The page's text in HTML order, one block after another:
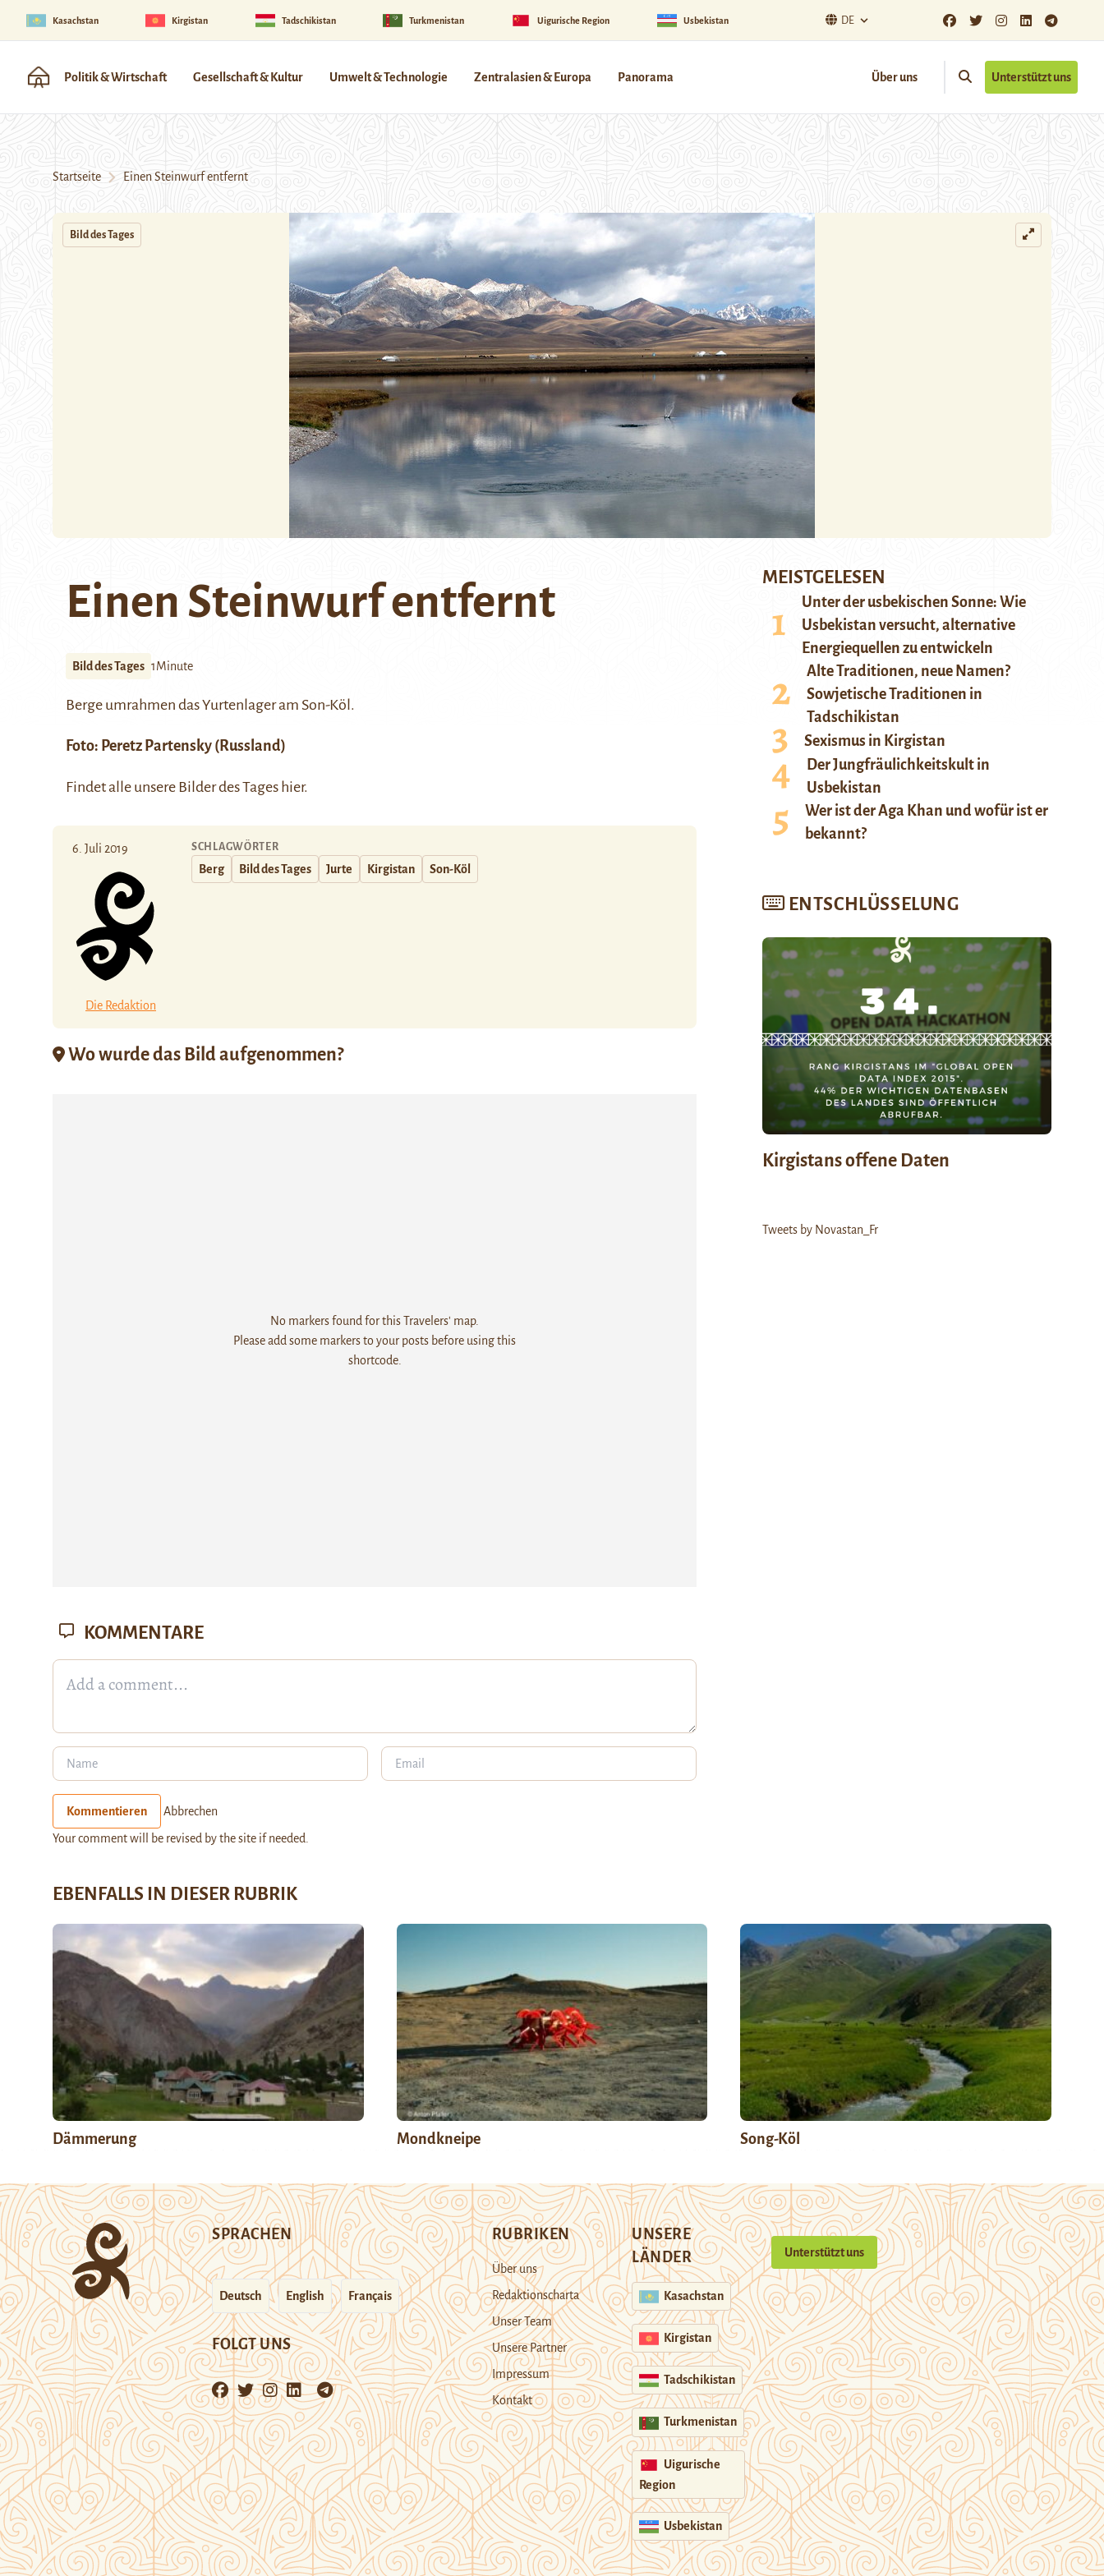
Kasachstan Kirgistan Tadschikistan Turkmenistan Uigurische Region Usbekistan DE
Politik & Wirtschaft Gesellschaft & Kultur Umwelt & Technologie Zentralasien & Europa Panorama Über uns Unterstützt uns
Startseite Einen Steinwurf entfernt
Bild des Tages
Einen Steinwurf entfernt
Bild des Tages 1Minute
Berge umrahmen das Yurtenlager am Son-Köl.
Foto: Peretz Partensky (Russland)
Findet alle unsere Bilder des Tages hier.
6. Juli 2019
Die Redaktion
SCHLAGWÖRTER
Berg Bild des Tages Jurte Kirgistan Son-Köl
Wo wurde das Bild aufgenommen?
No markers found for this Travelers' map.
Please add some markers to your posts before using this
shortcode.
MEISTGELESEN
Unter der usbekischen Sonne: Wie
Usbekistan versucht, alternative
Energiequellen zu entwickeln
Alte Traditionen, neue Namen?
Sowjetische Traditionen in
Tadschikistan
Sexismus in Kirgistan
Der Jungfräulichkeitskult in
Usbekistan
Wer ist der Aga Khan und wofür ist er
bekannt?
ENTSCHLÜSSELUNG
Kirgistans offene Daten
Tweets by Novastan_Fr
KOMMENTARE
Kommentieren Abbrechen
Your comment will be revised by the site if needed.
EBENFALLS IN DIESER RUBRIK
Dämmerung Mondkneipe Song-Köl
SPRACHEN
Deutsch English Français
FOLGT UNS
RUBRIKEN
Über uns
Redaktionscharta
Unser Team
Unsere Partner
Impressum
Kontakt
UNSERE
LÄNDER
Kasachstan
Kirgistan
Tadschikistan
Turkmenistan
Uigurische
Region
Usbekistan
Unterstützt uns